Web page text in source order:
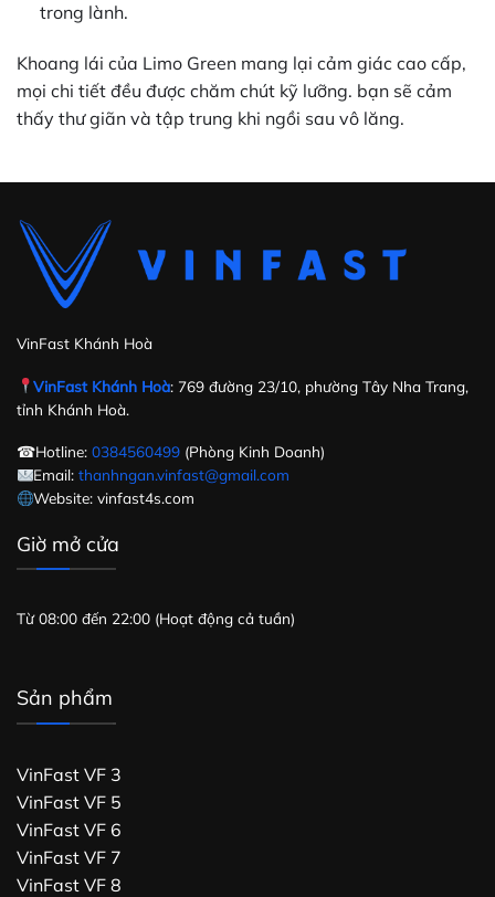
trong lành.
Khoang lái của Limo Green mang lại cảm giác cao cấp,
mọi chi tiết đều được chăm chút kỹ lưỡng. bạn sẽ cảm
thấy thư giãn và tập trung khi ngồi sau vô lăng.
VinFast Khánh Hoà
VinFast Khánh Hoà: 769 đường 23/10, phường Tây Nha Trang,
tỉnh Khánh Hoà.
☎Hotline: 0384560499 (Phòng Kinh Doanh)
Email:thanhngan.vinfast@gmail.com
Website: vinfast4s.com
Giờ mở cửa
Từ 08:00 đến 22:00 (Hoạt động cả tuần)
Sản phẩm
VinFast VF 3
VinFast VF 5
VinFast VF 6
VinFast VF 7
VinFast VF 8